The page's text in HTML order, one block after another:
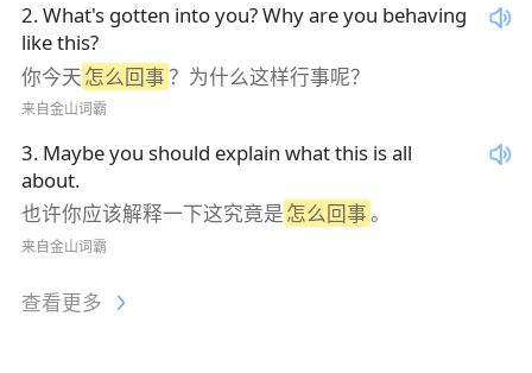
2.What's gotten into you? Why are you behaving
like this?
你今天怎么回事？为什么这样行事呢？
来自金山词霸
3. Maybe you should explain what this is all
about.
也许你应该解释一下这究竟是怎么回事。
来自金山词霸
查看更多